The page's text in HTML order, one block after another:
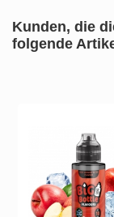
Kunden, die
folgende